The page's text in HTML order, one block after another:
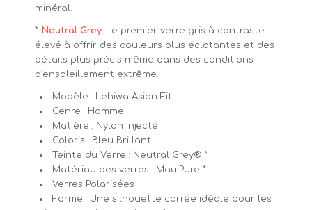
minéral.
* Neutral Grey: Le premier verre gris à contraste
élevé à offrir des couleurs plus éclatantes et des
détails plus précis même dans des conditions
d’ensoleillement extrême.
Modèle : Lehiwa Asian Fit
Genre : Homme
Matière : Nylon Injecté
Coloris : Bleu Brillant
Teinte du Verre : Neutral Grey® *
Matériau des verres : MauiPure *
Verres Polarisées
Forme : Une silhouette carrée idéale pour les